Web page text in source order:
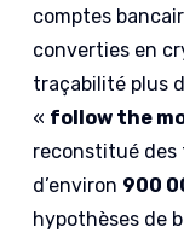
comptes
converties en
traçabilité plus
« follow the
reconstitué
d’environ 900
hypothèses de